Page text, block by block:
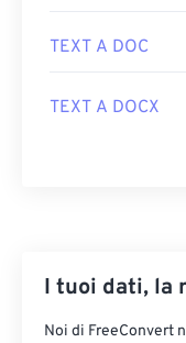
TEXT A DOC
TEXT A DOCX
I tuoi dati, la
Noi di FreeConvert